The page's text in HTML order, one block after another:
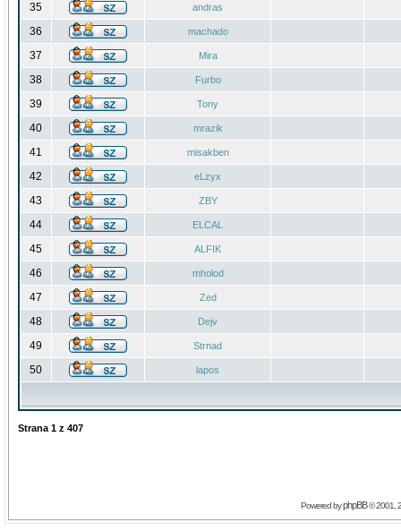
35 andras
36 machado
37 Mira
38 Furbo
39 Tony
40 mrazik
41 misakben
42 eLzyx
43 ZBY
44 ELCAL
45 ALFIK
46 mholod
47 Zed
48 Dejv
49 Strnad
50 lapos
Strana 1 z 407
Powered byphpBB© 2001,